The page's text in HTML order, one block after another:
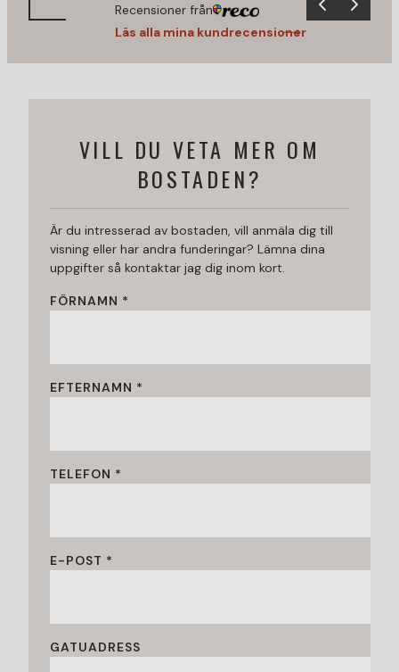
Recensioner från
Läs alla mina kundrecensioner
VILL DU VETA MER OM
BOSTADEN?
Är du intresserad av bostaden, vill anmäla dig till
visning eller har andra funderingar? Lämna dina
uppgifter så kontaktar jag dig inom kort.
FÖRNAMN *
EFTERNAMN *
TELEFON *
E-POST *
GATUADRESS